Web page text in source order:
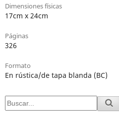
Dimensiones físicas
17cm x 24cm
Páginas
326
Formato
En rústica/de tapa blanda (BC)